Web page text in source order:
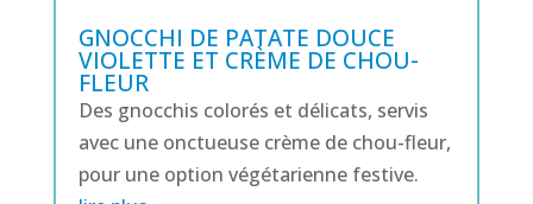
GNOCCHI DE PATATE DOUCE
VIOLETTE ET CRÈME DE CHOU-
FLEUR
Des gnocchis colorés et délicats, servis
avec une onctueuse crème de chou-fleur,
pour une option végétarienne festive.